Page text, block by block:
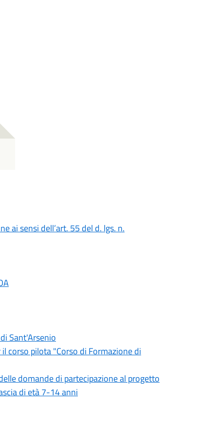
ai sensi dell’art. 55 del d. lgs. n.
Sant'Arsenio
corso pilota "Corso di Formazione di
domande di partecipazione al progetto
di età 7-14 anni